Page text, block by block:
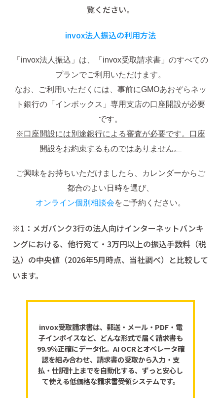
覧ください。
invox法人振込の利用方法
「invox法人振込」は、「invox受取請求書」のすべての
プランでご利用いただけます。
なお、ご利用いただくには、事前にGMOあおぞらネッ
ト銀行の「インボックス」専用支店の口座開設が必要
です。
※口座開設には別途銀行による審査が必要です。口座
開設をお約束するものではありません。
ご興味をお持ちいただけましたら、カレンダーからご
都合のよい日時を選び、
オンライン個別相談会をご予約ください。
※1：メガバンク3行の法人向けインターネットバンキ
ングにおける、他行宛て・3万円以上の振込手数料（税
込）の中央値（2026年5月時点、当社調べ）と比較して
います。
invox受取請求書は、郵送・メール・PDF・電
子インボイスなど、どんな形式で届く請求書も
99.9％正確にデータ化。AI OCRとオペレータ確
認を組み合わせ、請求書の受取から入力・支
払・仕訳計上までを自動化する、ずっと安心し
て使える低価格な請求書受領システムです。